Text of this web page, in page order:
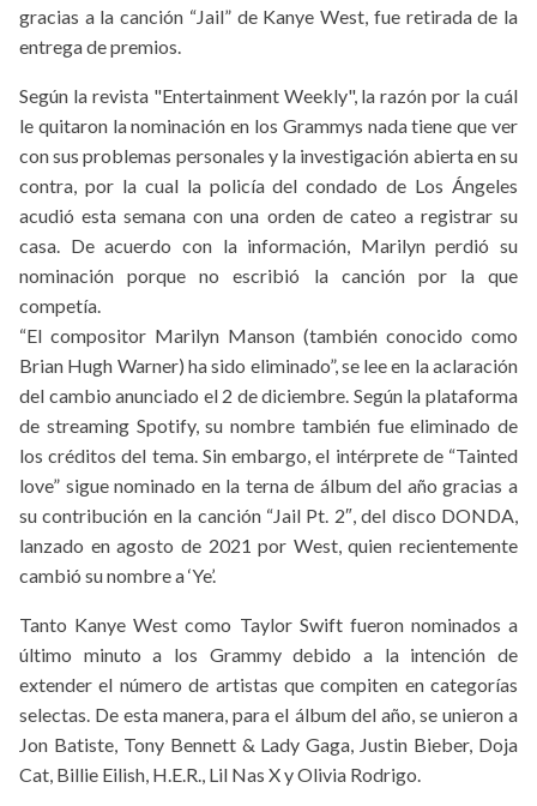
gracias a la canción “Jail” de Kanye West, fue retirada de la
entrega de premios.
Según la revista "Entertainment Weekly", la razón por la cuál
le quitaron la nominación en los Grammys nada tiene que ver
con sus problemas personales y la investigación abierta en su
contra, por la cual la policía del condado de Los Ángeles
acudió esta semana con una orden de cateo a registrar su
casa. De acuerdo con la información, Marilyn perdió su
nominación porque no escribió la canción por la que
competía.
“El compositor Marilyn Manson (también conocido como
Brian Hugh Warner) ha sido eliminado”, se lee en la aclaración
del cambio anunciado el 2 de diciembre. Según la plataforma
de streaming Spotify, su nombre también fue eliminado de
los créditos del tema. Sin embargo, el intérprete de “Tainted
love” sigue nominado en la terna de álbum del año gracias a
su contribución en la canción “Jail Pt. 2″, del disco DONDA,
lanzado en agosto de 2021 por West, quien recientemente
cambió su nombre a ‘Ye’.
Tanto Kanye West como Taylor Swift fueron nominados a
último minuto a los Grammy debido a la intención de
extender el número de artistas que compiten en categorías
selectas. De esta manera, para el álbum del año, se unieron a
Jon Batiste, Tony Bennett & Lady Gaga, Justin Bieber, Doja
Cat, Billie Eilish, H.E.R., Lil Nas X y Olivia Rodrigo.